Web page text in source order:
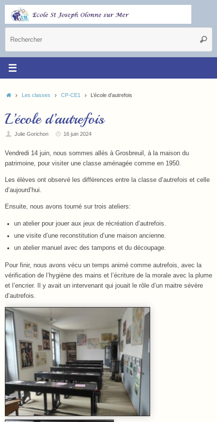
Les classes CP-CE1 L’école d’autrefois
L’école d’autrefois
Julie Gorichon 16 juin 2024
Vendredi 14 juin, nous sommes allés à Grosbreuil, à la maison du
patrimoine, pour visiter une classe aménagée comme en 1950.
Les élèves ont observé les différences entre la classe d’autrefois et celle
d’aujourd’hui.
Ensuite, nous avons tourné sur trois ateliers:
un atelier pour jouer aux jeux de récréation d’autrefois.
une visite d’une reconstitution d’une maison ancienne.
un atelier manuel avec des tampons et du découpage.
Pour finir, nous avons vécu un temps animé comme autrefois, avec la
vérification de l’hygiène des mains et l’écriture de la morale avec la plume
et l’encrier. Il y avait un intervenant qui jouait le rôle d’un maitre sévère
d’autrefois.